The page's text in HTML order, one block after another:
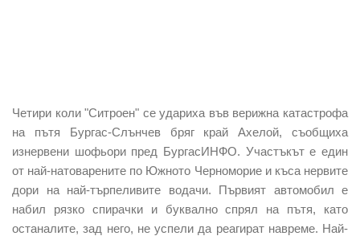
Четири коли "Ситроен" се удариха във верижна катастрофа
на пътя Бургас-Слънчев бряг край Ахелой, съобщиха
изнервени шофьори пред БургасИНФО. Участъкът е един
от най-натоварените по Южното Черноморие и къса нервите
дори на най-търпеливите водачи. Първият автомобил е
набил рязко спирачки и буквално спрял на пътя, като
останалите, зад него, не успели да реагират навреме. Най-